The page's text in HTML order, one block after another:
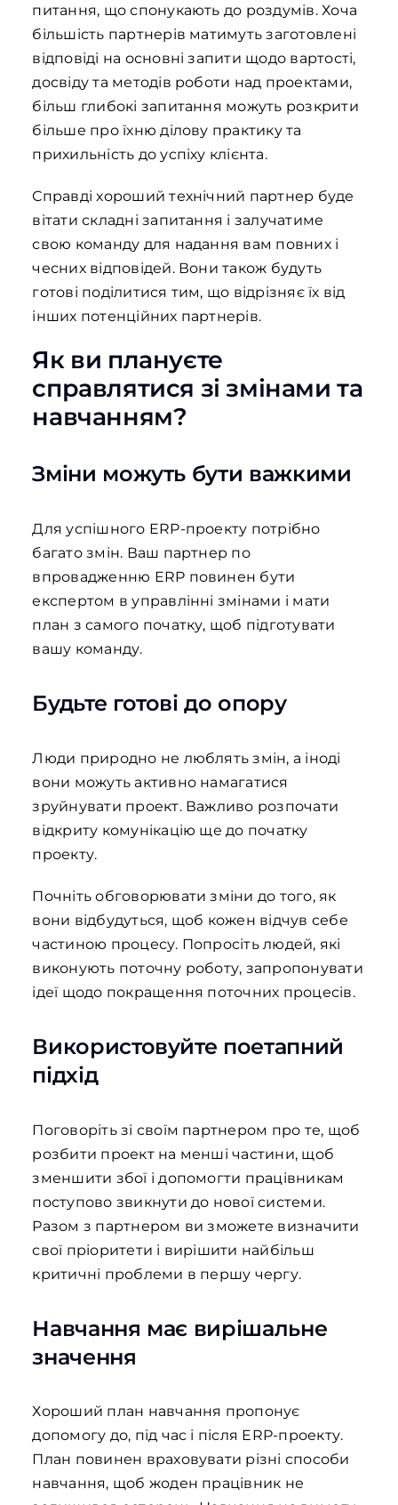
питання, що спонукають до роздумів. Хоча
більшість партнерів матимуть заготовлені
відповіді на основні запити щодо вартості,
досвіду та методів роботи над проектами,
більш глибокі запитання можуть розкрити
більше про їхню ділову практику та
прихильність до успіху клієнта.
Справді хороший технічний партнер буде
вітати складні запитання і залучатиме
свою команду для надання вам повних і
чесних відповідей. Вони також будуть
готові поділитися тим, що відрізняє їх від
інших потенційних партнерів.
Як ви плануєте
справлятися зі змінами та
навчанням?
Зміни можуть бути важкими
Для успішного ERP-проекту потрібно
багато змін. Ваш партнер по
впровадженню ERP повинен бути
експертом в управлінні змінами і мати
план з самого початку, щоб підготувати
вашу команду.
Будьте готові до опору
Люди природно не люблять змін, а іноді
вони можуть активно намагатися
зруйнувати проект. Важливо розпочати
відкриту комунікацію ще до початку
проекту.
Почніть обговорювати зміни до того, як
вони відбудуться, щоб кожен відчув себе
частиною процесу. Попросіть людей, які
виконують поточну роботу, запропонувати
ідеї щодо покращення поточних процесів.
Використовуйте поетапний
підхід
Поговоріть зі своїм партнером про те, щоб
розбити проект на менші частини, щоб
зменшити збої і допомогти працівникам
поступово звикнути до нової системи.
Разом з партнером ви зможете визначити
свої пріоритети і вирішити найбільш
критичні проблеми в першу чергу.
Навчання має вирішальне
значення
Хороший план навчання пропонує
допомогу до, під час і після ERP-проекту.
План повинен враховувати різні способи
навчання, щоб жоден працівник не